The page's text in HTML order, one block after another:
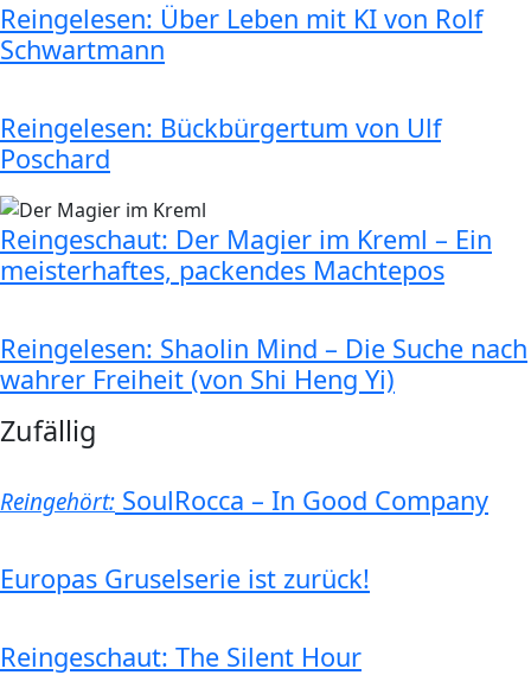
Reingelesen: Über Leben mit KI von Rolf
Schwartmann
Reingelesen: Bückbürgertum von Ulf
Poschard
Reingeschaut: Der Magier im Kreml – Ein
meisterhaftes, packendes Machtepos
Reingelesen: Shaolin Mind – Die Suche nach
wahrer Freiheit (von Shi Heng Yi)
Zufällig
Reingehört: SoulRocca – In Good Company
Europas Gruselserie ist zurück!
Reingeschaut: The Silent Hour